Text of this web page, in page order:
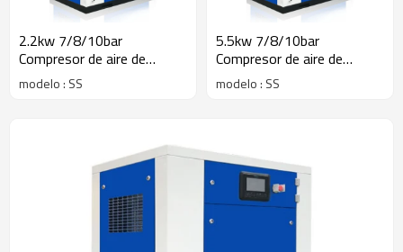
2.2kw 7/8/10bar
Compresor de aire de
tornillo helicoidal sin aceite
industrial 8/9/10cfm
modelo : SS
5.5kw 7/8/10bar
Compresor de aire de
tornillo helicoidal sin aceite
industrial 8/9/10cfm
modelo : SS